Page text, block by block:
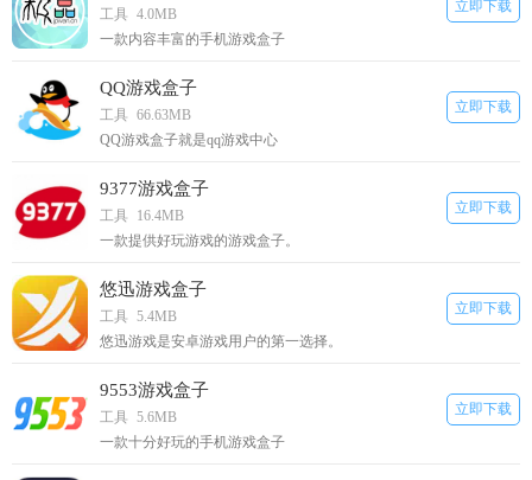
工具 4.0MB
一款内容丰富的手机游戏盒子
立即下载
QQ游戏盒子
工具 66.63MB
QQ游戏盒子就是qq游戏中心
立即下载
9377游戏盒子
工具
16.4MB
一款提供好玩游戏的游戏盒子。
立即下载
悠迅游戏盒子
工具 5.4MB
悠迅游戏是安卓游戏用户的第一选择。
立即下载
9553游戏盒子
工具 5.6MB
一款十分好玩的手机游戏盒子
立即下载